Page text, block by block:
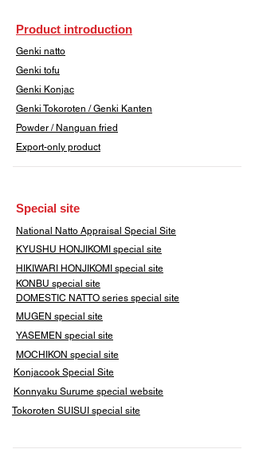
Product introduction
Genki natto
Genki tofu
Genki Konjac
Genki Tokoroten / Genki Kanten
​Powder / Nanguan fried
Export-only product
​Special site
​National Natto Appraisal Special Site
KYUSHU HONJIKOMI special site
HIKIWARI HONJIKOMI special site
KONBU special site
DOMESTIC NATTO series special site
MUGEN special site
YASEMEN special site
​MOCHIKON special site
Konjacook Special Site
Konnyaku Surume special website
​Tokoroten SUISUI special site